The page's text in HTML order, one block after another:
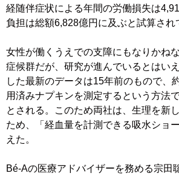
経随伴症状による年間の労働損失は
負担は総額6,828億円に及ぶと試算され
女性が働くうえでの支障にもなりかね
症候群だが、研究が進んでいるとはい
した最新のデータは15年前のもので、
用済みナプキンを測定するという方法
とされる。このため両社は、生理を新
ため、「経血量を計測できる吸水ショ
えた。
Bé-Aの医療アドバイザーを務める宗田